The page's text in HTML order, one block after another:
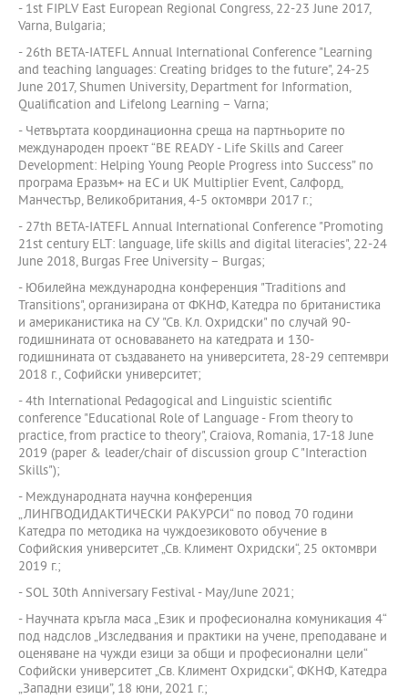
- 1st FIPLV East European Regional Congress, 22-23 June 2017,
Varna, Bulgaria;
- 26th BETA-IATEFL Annual International Conference "Learning
and teaching languages: Creating bridges to the future", 24-25
June 2017, Shumen University, Department for Information,
Qualification and Lifelong Learning – Varna;
- Четвъртата координационна среща на партньорите по
международен проект “BE READY - Life Skills and Career
Development: Helping Young People Progress into Success” по
програма Еразъм+ на ЕС и UK Multiplier Event, Салфорд,
Манчестър, Великобритания, 4-5 октомври 2017 г.;
- 27th BETA-IATEFL Annual International Conference "Promoting
21st century ELT: language, life skills and digital literacies", 22-24
June 2018, Burgas Free University – Burgas;
- Юбилейна международна конференция "Traditions and
Transitions", организирана от ФКНФ, Катедра по британистика
и американистика на СУ "Св. Кл. Охридски" по случай 90-
годишнината от основаването на катедрата и 130-
годишнината от създаването на университета, 28-29 септември
2018 г., Софийски университет;
- 4th International Pedagogical and Linguistic scientific
conference "Educational Role of Language - From theory to
practice, from practice to theory", Craiova, Rоmania, 17-18 June
2019 (paper & leader/chair of discussion group C "Interaction
Skills");
- Международната научна конференция
„ЛИНГВОДИДАКТИЧЕСКИ РАКУРСИ“ по повод 70 години
Катедра по методика на чуждоезиковото обучение в
Софийския университет „Св. Климент Охридски“, 25 октомври
2019 г.;
- SOL 30th Anniversary Festival - May/June 2021;
- Научната кръгла маса „Език и професионална комуникация 4“
под надслов „Изследвания и практики на учене, преподаване и
оценяване на чужди езици за общи и професионални цели“
Софийски университет „Св. Климент Охридски“, ФКНФ, Катедра
„Западни езици”, 18 юни, 2021 г.;